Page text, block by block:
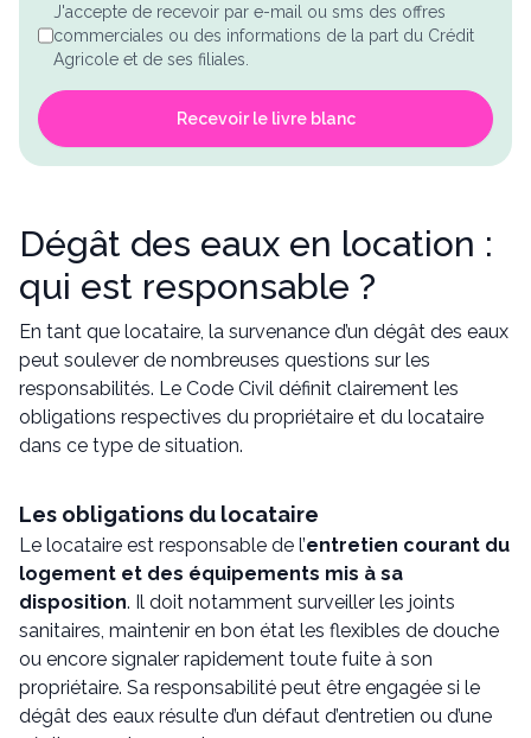
J'accepte de recevoir par e-mail ou sms des offres
commerciales ou des informations de la part du Crédit
Agricole et de ses filiales.
Recevoir le livre blanc
Dégât des eaux en location :
qui est responsable ?
En tant que locataire, la survenance d’un dégât des eaux
peut soulever de nombreuses questions sur les
responsabilités. Le Code Civil définit clairement les
obligations respectives du propriétaire et du locataire
dans ce type de situation.
Les obligations du locataire
Le locataire est responsable de l’entretien courant du
logement et des équipements mis à sa
disposition. Il doit notamment surveiller les joints
sanitaires, maintenir en bon état les flexibles de douche
ou encore signaler rapidement toute fuite à son
propriétaire. Sa responsabilité peut être engagée si le
dégât des eaux résulte d’un défaut d’entretien ou d’une